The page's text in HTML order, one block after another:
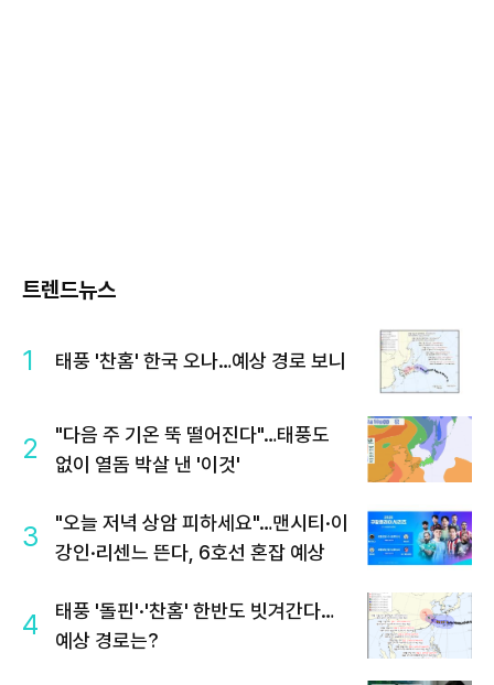
트렌드뉴스
1 태풍 '찬홈' 한국 오나…예상 경로 보니
2
"다음 주 기온 뚝 떨어진다"…태풍도
없이 열돔 박살 낸 '이것'
3
"오늘 저녁 상암 피하세요"…맨시티·이
강인·리센느 뜬다, 6호선 혼잡 예상
4
태풍 '돌핀'·'찬홈' 한반도 빗겨간다…
예상 경로는?